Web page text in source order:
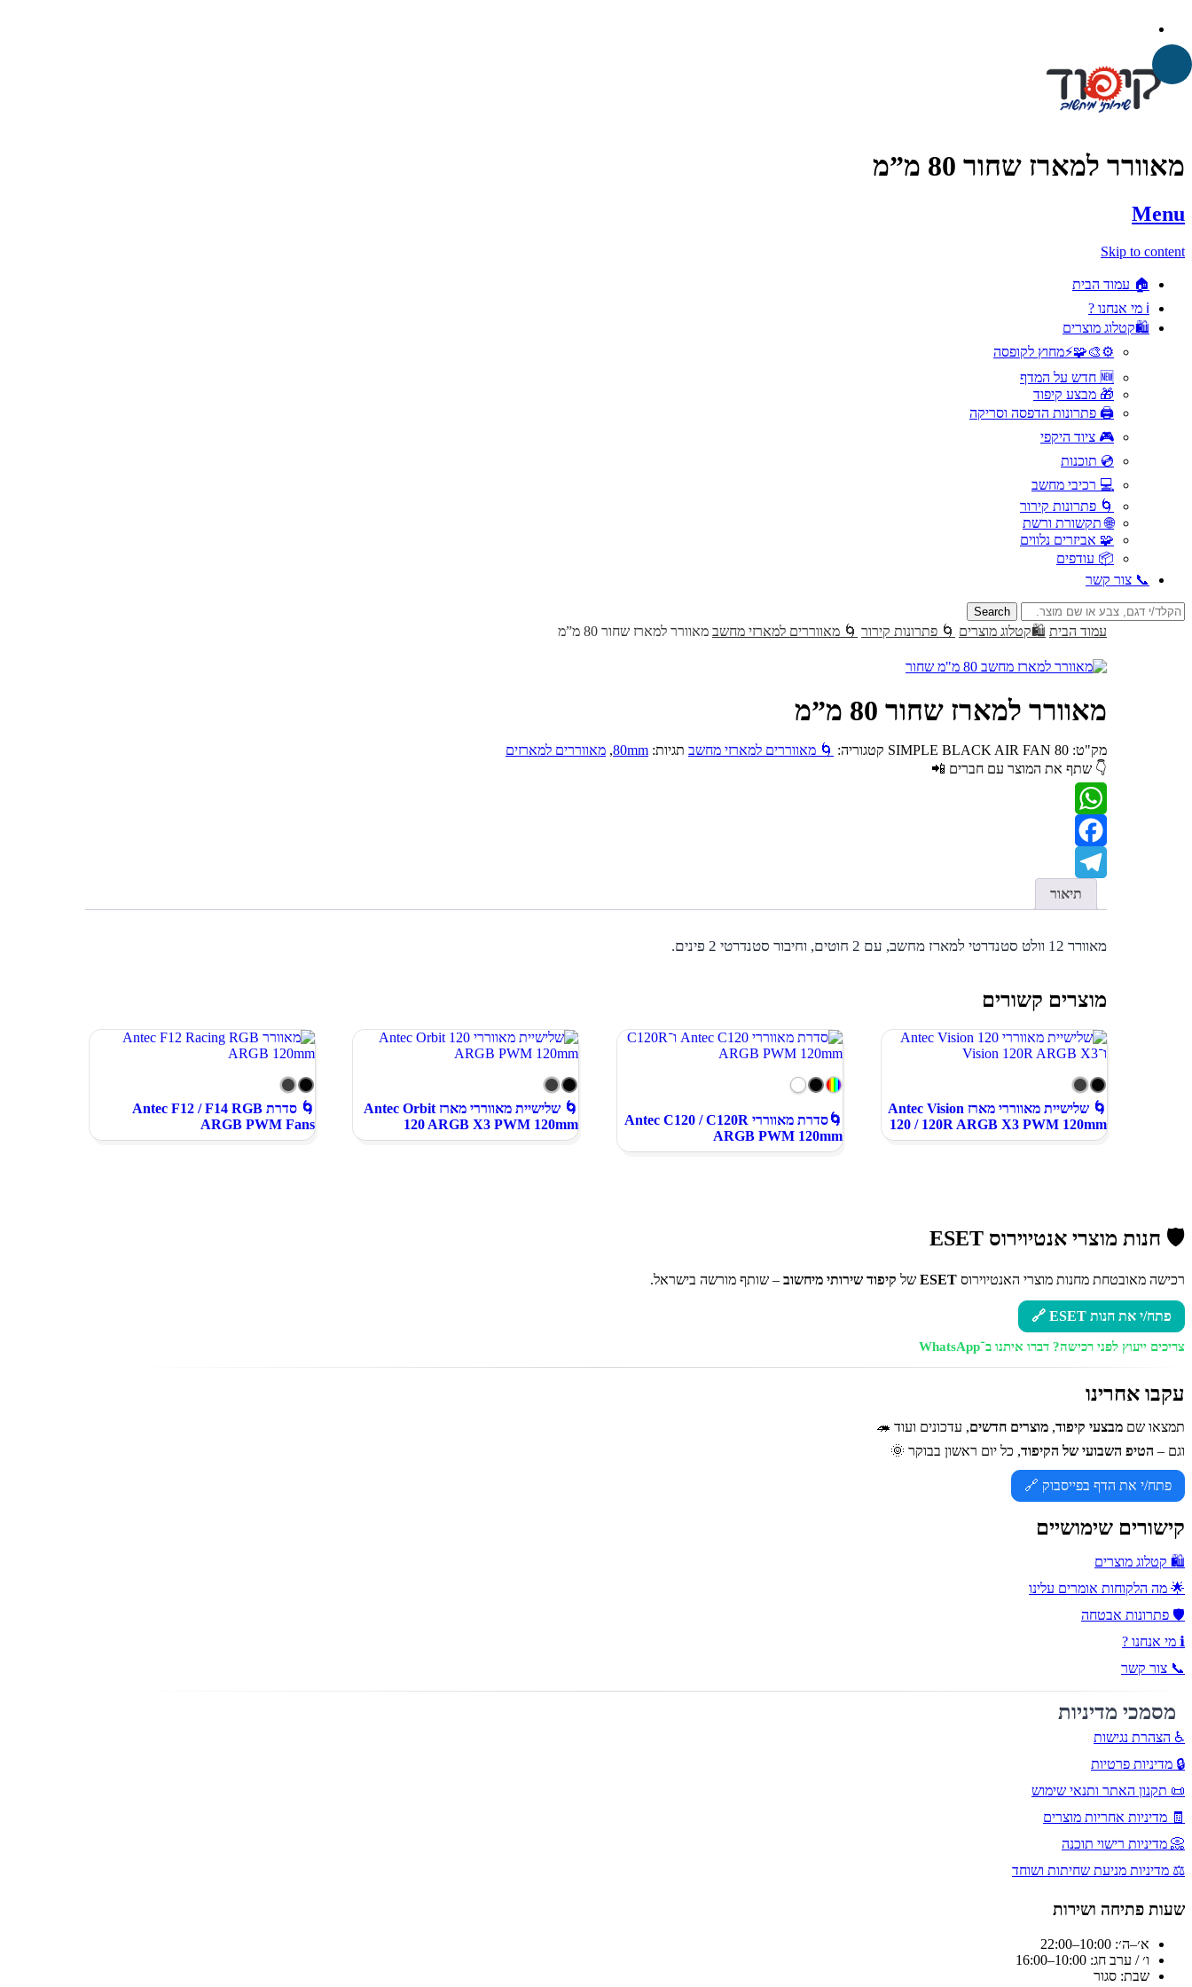
מאוורר למארז שחור 80 מ”מ
Menu
Skip to content
🏠 עמוד הבית
ℹ️ מי אנחנו ?
🛍️קטלוג מוצרים
⚙️🎨🧩⚡️מחוץ לקופסה
🆕 חדש על המדף
🎁 מבצע קיפוד
🖨️ פתרונות הדפסה וסריקה
🎮 ציוד היקפי
💿 תוכנות
💻 רכיבי מחשב
🌀 פתרונות קירור
🌐 תקשורת ורשת
🧩 אביזרים נלווים
📦 עודפים
📞 צור קשר
Search
for:
עמוד הבית 🛍️קטלוג מוצרים 🌀 פתרונות קירור 🌀 מאווררים למארזי מחשב מאוורר למארז שחור 80 מ”מ
מאוורר למארז שחור 80 מ”מ
מק"ט: SIMPLE BLACK AIR FAN 80 קטגוריה: 🌀 מאווררים למארזי מחשב תגיות: 80mm
, מאווררים למארזים
👇 שתף את המוצר עם חברים 📲
WhatsApp
Facebook
Telegram
תיאור
מאוורר 12 וולט סטנדרטי למארז מחשב, עם 2 חוטים, וחיבור סטנדרטי 2 פינים.
מוצרים קשורים
🌀 שלישיית מאווררי מארז Antec Vision
120 / 120R ARGB X3 PWM 120mm
🌀סדרת מאווררי Antec C120 / C120R
ARGB PWM 120mm
🌀 שלישיית מאווררי מארז Antec Orbit
120 ARGB X3 PWM 120mm
🌀 סדרת Antec F12 / F14 RGB
ARGB PWM Fans
🛡️ חנות מוצרי אנטיוירוס ESET
רכישה מאובטחת מחנות מוצרי האנטיוירוס ESET של קיפוד שירותי מיחשוב – שותף מורשה בישראל.
פתח/י את חנות ESET 🔗
צריכים ייעוץ לפני רכישה? דברו איתנו ב־WhatsApp
עקבו אחרינו
תמצאו שם מבצעי קיפוד, מוצרים חדשים, עדכונים ועוד 🦔
וגם – הטיפ השבועי של הקיפוד, כל יום ראשון בבוקר 🌞
פתח/י את הדף בפייסבוק 🔗
קישורים שימושיים
🛍️ קטלוג מוצרים
🌟 מה הלקוחות אומרים עלינו
🛡️ פתרונות אבטחה
ℹ️ מי אנחנו ?
📞 צור קשר
מסמכי מדיניות
♿ הצהרת נגישות
🔒 מדיניות פרטיות
📜 תקנון האתר ותנאי שימוש
🧾 מדיניות אחריות מוצרים
📀 מדיניות רישוי תוכנה
⚖️ מדיניות מניעת שחיתות ושוחד
שעות פתיחה ושירות
א׳–ה׳: 10:00–22:00
ו׳ / ערב חג: 10:00–16:00
שבת: סגור